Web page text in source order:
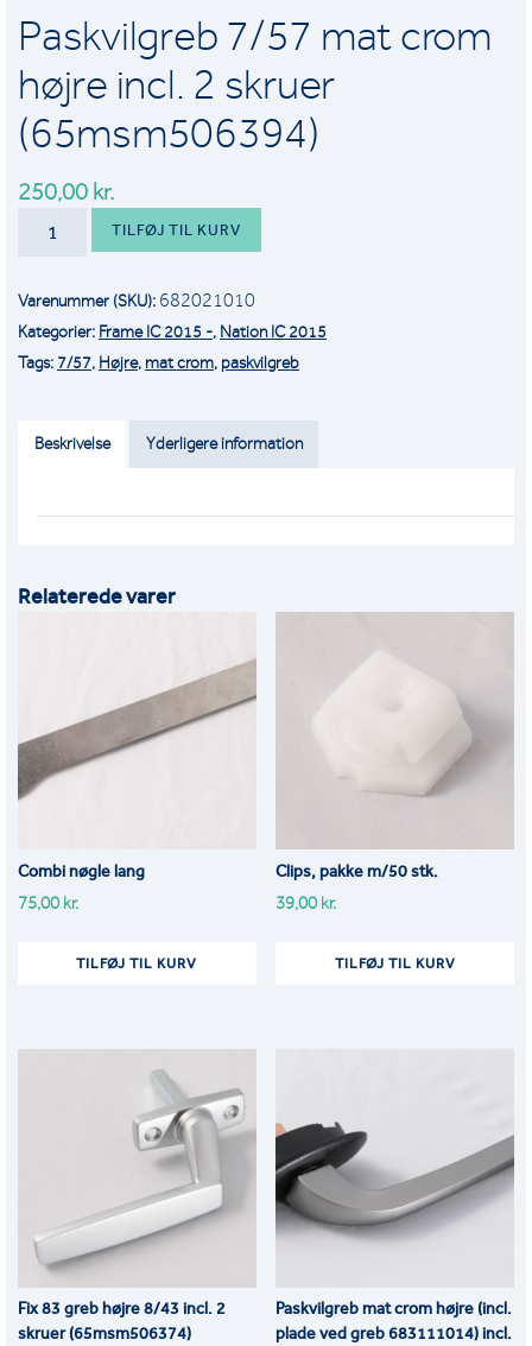
Paskvilgreb 7/57 mat crom
højre incl. 2 skruer
(65msm506394)
250,00 kr.
PASKVILGREB
HØJRE
INCL.
SKRUER
(65MSM506394)
TILFØJ TIL KURV
Varenummer (SKU): 682021010
Kategorier: Frame IC 2015 -, Nation IC 2015
Tags: 7/57, Højre, mat crom, paskvilgreb
Beskrivelse Yderligere information
Relaterede varer
Combi nøgle lang
75,00kr.
TILFØJ TIL KURV
Clips, pakke m/50 stk.
39,00kr.
TILFØJ TIL KURV
Fix 83 greb højre 8/43 incl. 2
skruer (65msm506374)
Paskvilgreb mat crom højre (incl.
plade ved greb 683111014) incl.